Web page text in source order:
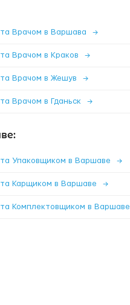
Врачом в Варшава →
Врачом в Краков →
Врачом в Жешув →
Врачом в Гданьск →
Упаковщиком в Варшаве →
Карщиком в Варшаве →
Комплектовщиком в Варшаве